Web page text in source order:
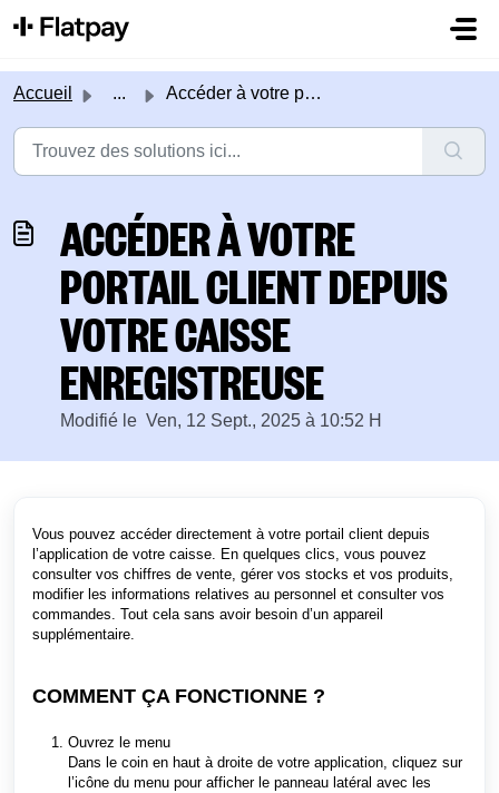
Accueil ... Accéder à votre portail client depuis votre caisse enregi...
ACCÉDER À VOTRE
PORTAIL CLIENT DEPUIS
VOTRE CAISSE
ENREGISTREUSE
Modifié le Ven, 12 Sept., 2025 à 10:52 H
Vous pouvez accéder directement à votre portail client depuis
l’application de votre caisse. En quelques clics, vous pouvez
consulter vos chiffres de vente, gérer vos stocks et vos produits,
modifier les informations relatives au personnel et consulter vos
commandes. Tout cela sans avoir besoin d’un appareil
supplémentaire.
COMMENT ÇA FONCTIONNE ?
Ouvrez le menu
Dans le coin en haut à droite de votre application, cliquez sur
l’icône du menu pour afficher le panneau latéral avec les